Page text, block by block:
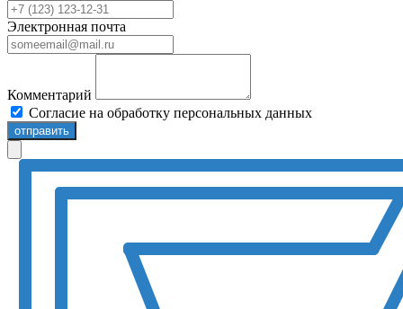
Электронная почта
Комментарий
Согласие на обработку персональных данных
отправить